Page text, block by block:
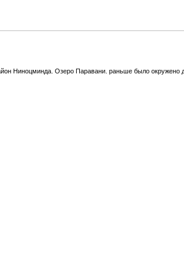
Ниноцминда. Озеро Паравани. раньше было окружено